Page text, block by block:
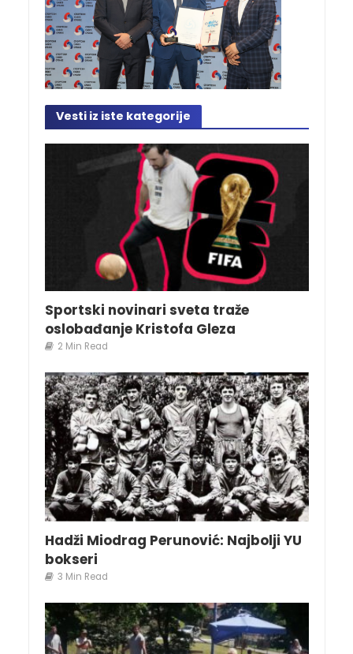
Vesti iz iste kategorije
Sportski novinari sveta traže
oslobađanje Kristofa Gleza
2 Min Read
Hadži Miodrag Perunović: Najbolji YU
bokseri
3 Min Read